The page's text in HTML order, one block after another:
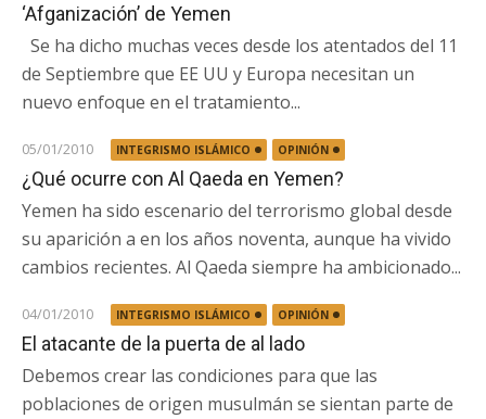
‘Afganización’ de Yemen
Se ha dicho muchas veces desde los atentados del 11
de Septiembre que EE UU y Europa necesitan un
nuevo enfoque en el tratamiento...
05/01/2010 INTEGRISMO ISLÁMICO OPINIÓN
¿Qué ocurre con Al Qaeda en Yemen?
Yemen ha sido escenario del terrorismo global desde
su aparición a en los años noventa, aunque ha vivido
cambios recientes. Al Qaeda siempre ha ambicionado...
04/01/2010 INTEGRISMO ISLÁMICO OPINIÓN
El atacante de la puerta de al lado
Debemos crear las condiciones para que las
poblaciones de origen musulmán se sientan parte de